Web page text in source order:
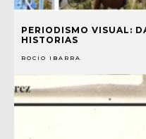
PERIODISMO VISUAL:
HISTORIAS
ROCIO IBARRA